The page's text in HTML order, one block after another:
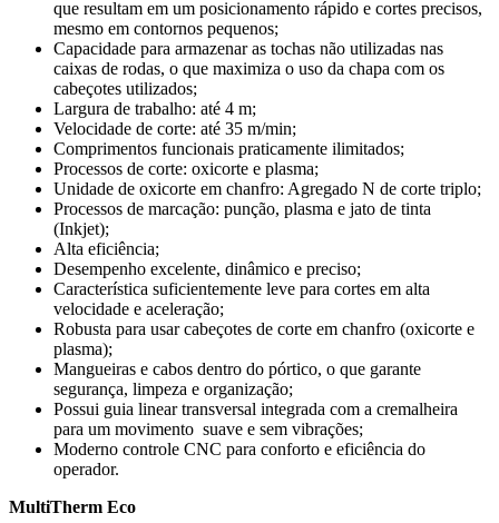
que resultam em um posicionamento rápido e cortes precisos,
mesmo em contornos pequenos;
Capacidade para armazenar as tochas não utilizadas nas
caixas de rodas, o que maximiza o uso da chapa com os
cabeçotes utilizados;
Largura de trabalho: até 4 m;
Velocidade de corte: até 35 m/min;
Comprimentos funcionais praticamente ilimitados;
Processos de corte: oxicorte e plasma;
Unidade de oxicorte em chanfro: Agregado N de corte triplo;
Processos de marcação: punção, plasma e jato de tinta
(Inkjet);
Alta eficiência;
Desempenho excelente, dinâmico e preciso;
Característica suficientemente leve para cortes em alta
velocidade e aceleração;
Robusta para usar cabeçotes de corte em chanfro (oxicorte e
plasma);
Mangueiras e cabos dentro do pórtico, o que garante
segurança, limpeza e organização;
Possui guia linear transversal integrada com a cremalheira
para um movimento suave e sem vibrações;
Moderno controle CNC para conforto e eficiência do
operador.
MultiTherm Eco